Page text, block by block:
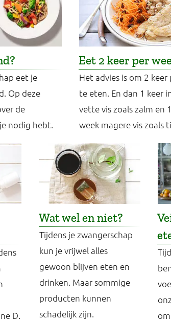
eet je
Op deze
de
nodig hebt.
Eet 2 keer per
Het advies is om 2 keer
te eten. En dan 1 keer
vette vis zoals zalm en
week magere vis zoals
D.
Wat wel en niet?
Tijdens je zwangerschap
kun je vrijwel alles
gewoon blijven eten en
drinken. Maar sommige
producten kunnen
schadelijk zijn.